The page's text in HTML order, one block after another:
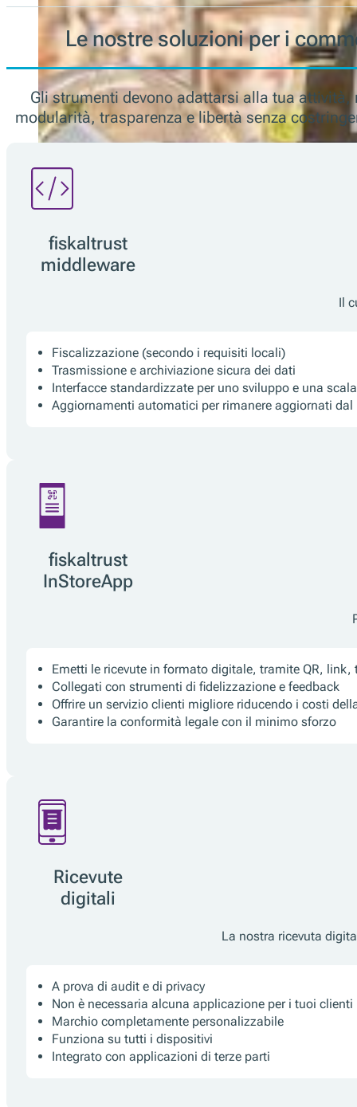
Le nostre soluzioni per i
Gli strumenti devono adattarsi alla tua
modularità, trasparenza e libertà senza
fiskaltrust
middleware
Il
Fiscalizzazione (secondo i requisiti locali)
Trasmissione e archiviazione sicura dei dati
Interfacce standardizzate per uno sviluppo e una
Aggiornamenti automatici per rimanere aggiornati
fiskaltrust
InStoreApp
Emetti le ricevute in formato digitale, tramite QR,
Collegati con strumenti di fidelizzazione e feedback
Offrire un servizio clienti migliore riducendo i costi
Garantire la conformità legale con il minimo sforzo
Ricevute
digitali
La nostra ricevuta
A prova di audit e di privacy
Non è necessaria alcuna applicazione per i tuoi clienti
Marchio completamente personalizzabile
Funziona su tutti i dispositivi
Integrato con applicazioni di terze parti